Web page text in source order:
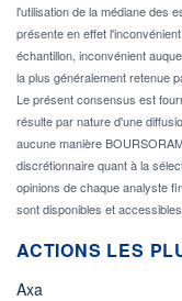
l'utilisation de la médiane des
présente en effet
échantillon, inconvénient
la plus généralement retenue
Le présent consensus est
résulte par nature d'une
aucune manière
discrétionnaire quant à la
opinions de chaque analyste
sont disponibles et
ACTIONS LES
Axa